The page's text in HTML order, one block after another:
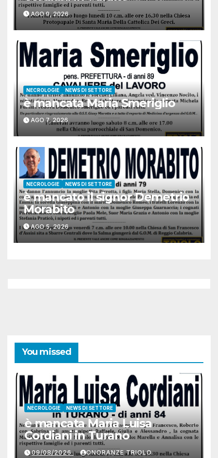
AGO 9, 2026
NECROLOGIE NEWS DI SETTORE
è mancata Maria Smeriglio
AGO 7, 2026
NECROLOGIE NEWS DI SETTORE
è mancato il signor Demetrio
Morabito
AGO 5, 2026
You missed
NECROLOGIE NEWS DI SETTORE
è mancata Maria Luisa
Cordiani in Turano
09/08/2026 ONORANZE TRIOLO